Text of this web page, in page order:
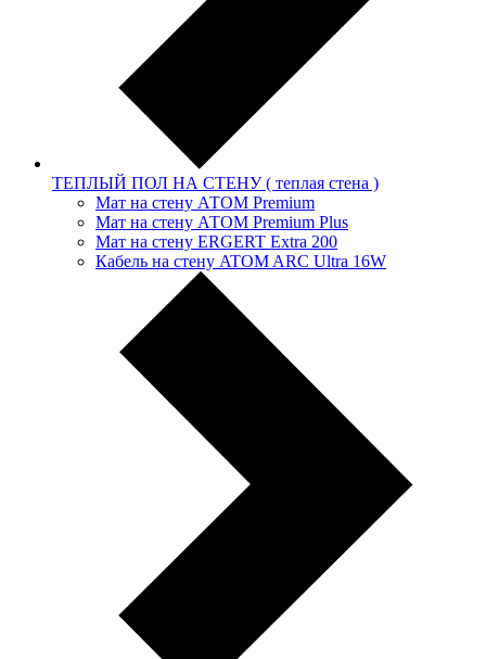
ТЕПЛЫЙ ПОЛ НА СТЕНУ ( теплая стена )
Мат на стену АТОМ Premium
Мат на стену АТОМ Premium Plus
Мат на стену ERGERT Extra 200
Кабель на стену ATOM ARC Ultra 16W